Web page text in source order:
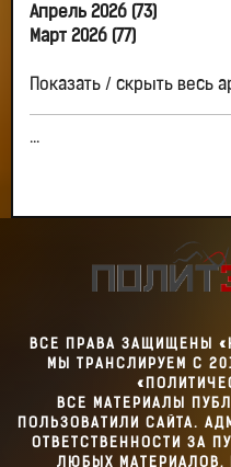
Апрель 2026 (73)
Март 2026 (77)
Показать / скрыть весь
...
ВСЕ ПРАВА ЗАЩИЩЕНЫ
МЫ ТРАНСЛИРУЕМ С
ВСЕ МАТЕРИАЛЫ
ПОЛЬЗОВАТИЛИ САЙТА.
ОТВЕТСТВЕННОСТИ ЗА
ЛЮБЫХ МАТЕРИАЛОВ,